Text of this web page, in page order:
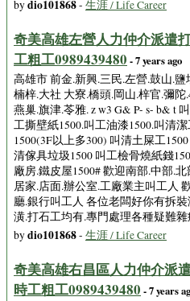
bydio101868- 生涯 / Life Career
奇美高雄左營人力仲介派遣
工粗工0989439480 - 7 years ago
高雄市 前金.新興.三民.左營.鼓山.
楠梓.大社 大寮.橋頭.岡山.梓官.彌陀
燕巢.旗津.苓雅. z w3 G& P- s- b& t
工撕壁紙1500.叫工油漆1500.叫清
1500(3F以上多300) 叫清土屎工
清傢具垃圾1500 叫工檢骨燒紙錢
廠房.鐵皮屋1500# 歡迎南部.中部.
居家.店面.辦公室.工廠業主叫工人
廳.銀行叫工人 各位老闆好你有拆
潢.打石工均有.專門處理各種疑難雜
bydio101868- 生涯 / Life Career
奇美高雄右昌區人力仲介派
時工粗工0989439480 - 7 years